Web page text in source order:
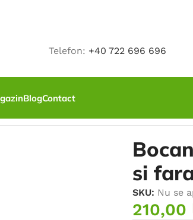
Telefon: +40 722 696 696
BlogContact
si
SKU: Nu se
210,00